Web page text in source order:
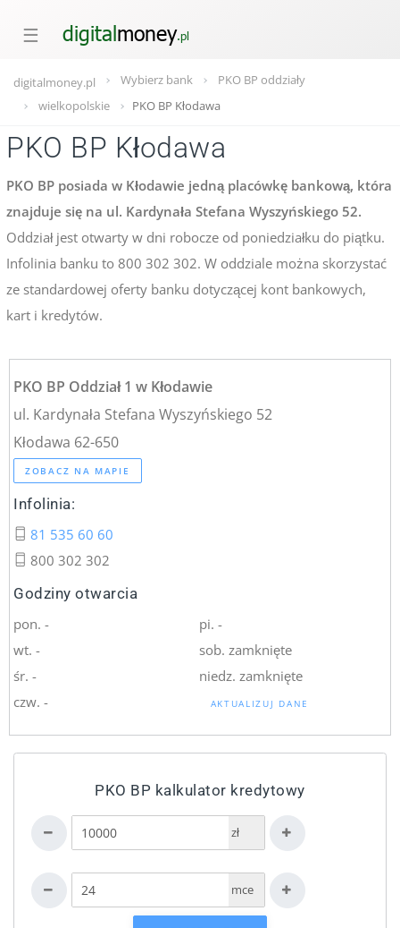
☰
digitalmoney.pl Wybierz bank
PKO BP oddziały
wielkopolskie
PKO BP Kłodawa
PKO BP Kłodawa
PKO BP posiada w Kłodawie jedną placówkę bankową, która
znajduje się na ul. Kardynała Stefana Wyszyńskiego 52.
Oddział jest otwarty w dni robocze od poniedziałku do piątku.
Infolinia banku to 800 302 302. W oddziale można skorzystać
ze standardowej oferty banku dotyczącej kont bankowych,
kart i kredytów.
PKO BP Oddział 1 w Kłodawie
ul. Kardynała Stefana Wyszyńskiego 52
Kłodawa 62-650
ZOBACZ NA MAPIE
Infolinia:
81 535 60 60
800 302 302
Godziny otwarcia
pon. -
wt. -
śr. -
czw. -
pi. -
sob. zamknięte
niedz. zamknięte
AKTUALIZUJ DANE
PKO BP kalkulator kredytowy
zł
mce